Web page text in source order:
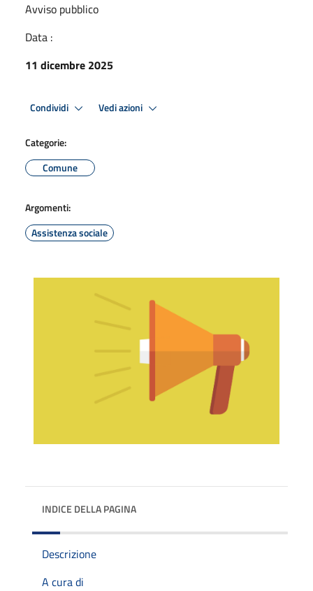
Avviso pubblico
Data :
11 dicembre 2025
Condividi Vedi azioni
Categorie:
Comune
Argomenti:
Assistenza sociale
INDICE DELLA PAGINA
Descrizione
A cura di